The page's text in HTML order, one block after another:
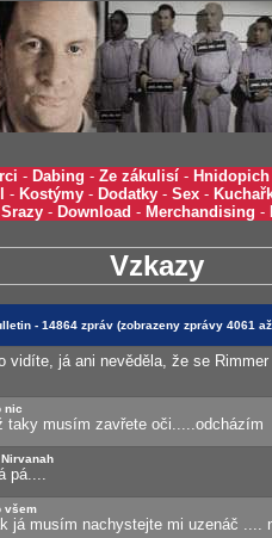
- Dabing - Ze zákulisí - Hnidopich
- Kostýmy - Dodatky - Sex -
Srazy - Download - Merchandising -
Vzkazy
- 14864 zpráv (zobrazeny zprávy 4061
vidíte, já ani nevěděla, že se
nic
taky musím zavřete oči.....odcházím
pá....
všem
já musím nachystejte mi uzenáč ....